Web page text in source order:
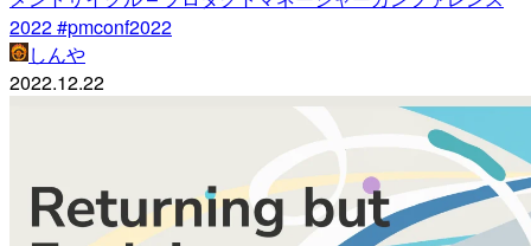
2022 #pmconf2022
しんや
2022.12.22